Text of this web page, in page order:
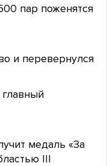
пар поженятся
и перевернулся
медаль «За
III